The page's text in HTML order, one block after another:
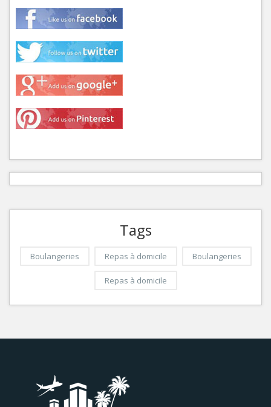
Tags
Boulangeries Repas à domicile Boulangeries
Repas à domicile